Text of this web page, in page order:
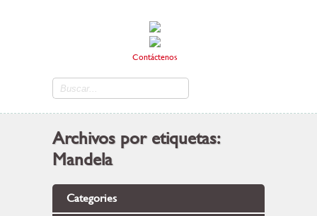
Contáctenos
Archivos por etiquetas:
Mandela
Categories